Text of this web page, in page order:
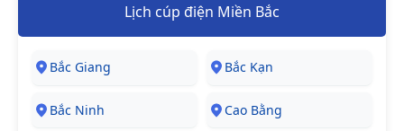
Lịch cúp điện Miền Bắc
Bắc Giang Bắc Kạn
Bắc Ninh Cao Bằng